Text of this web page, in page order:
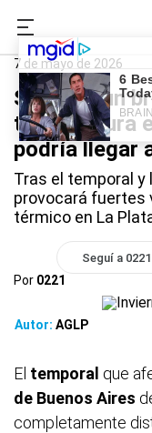
0221.com.ar
7 de mayo de 2026
Se viene un
temperatura
podría llegar
Tras el temporal y
provocará fuertes
térmico en La
Seguí a
Por 0221
Autor: AGLP
El temporal que
de Buenos Aires
completamente